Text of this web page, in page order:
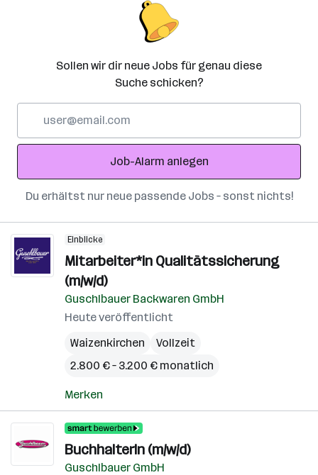
Sollen wir dir neue Jobs für genau diese
Suche schicken?
Adresse
Job-Alarm anlegen
Du erhältst nur neue passende Jobs – sonst nichts!
Einblicke
Mitarbeiter*in Qualitätssicherung
(m/w/d)
Guschlbauer Backwaren GmbH
Heute veröffentlicht
Waizenkirchen
Vollzeit
2.800 € – 3.200 € monatlich
Merken
BuchhalterIn (m/w/d)
Guschlbauer GmbH